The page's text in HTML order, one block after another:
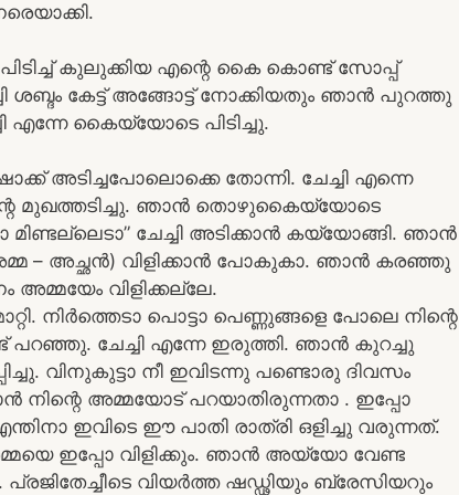
കുലുക്കിയ എന്റെ കൈ കൊണ്ട് സോപ്പ്
ശബ്ദം കേട്ട് അങ്ങോട്ട് നോക്കിയതും ഞാൻ പുറത്തു
എന്നേ കൈയ്യോടെ പിടിച്ചു.
അടിച്ചപോലൊക്കെ തോന്നി. ചേച്ചി എന്നെ
എന്റെ മുഖത്തടിച്ചു. ഞാൻ തൊഴുകൈയ്യോടെ
ചേച്ചി അടിക്കാൻ കയ്യോങ്ങി. ഞാൻ
– അച്ഛൻ) വിളിക്കാൻ പോകുകാ. ഞാൻ കരഞ്ഞു
അമ്മയേം വിളിക്കല്ലേ.
നിർത്തെടാ പൊട്ടാ പെണ്ണുങ്ങളെ പോലെ നിന്റെ
പറഞ്ഞു. ചേച്ചി എന്നേ ഇരുത്തി. ഞാൻ കുറച്ചു
വിനുകുട്ടാ നീ ഇവിടന്നു പണ്ടൊരു ദിവസം
അമ്മയോട് പറയാതിരുന്നതാ . ഇപ്പോ
ഇവിടെ ഈ പാതി രാത്രി ഒളിച്ചു വരുന്നത്.
ഇപ്പോ വിളിക്കും. ഞാൻ അയ്യോ വേണ്ട
വിയർത്ത ഷഡ്ഢിയും ബ്രേസിയറും